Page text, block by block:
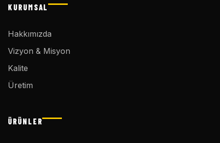
KURUMSAL
Hakkımızda
Vizyon & Misyon
Kalite
Üretim
ÜRÜNLER